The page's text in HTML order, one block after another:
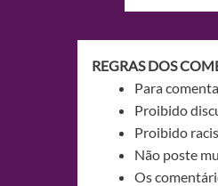
REGRAS DOS
Para
Proibido
Proibido
Não poste
Os